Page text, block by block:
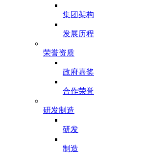
集团架构
发展历程
荣誉资质
政府嘉奖
合作荣誉
研发制造
研发
制造